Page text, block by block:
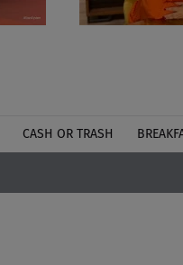
CASH OR TRASH